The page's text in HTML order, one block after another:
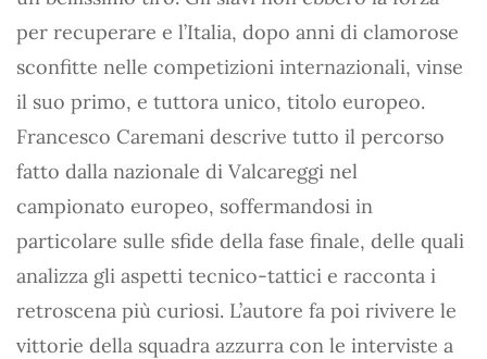
per recuperare e l’Italia, dopo anni di clamorose
sconfitte nelle competizioni internazionali, vinse
il suo primo, e tuttora unico, titolo europeo.
Francesco Caremani descrive tutto il percorso
fatto dalla nazionale di Valcareggi nel
campionato europeo, soffermandosi in
particolare sulle sfide della fase finale, delle quali
analizza gli aspetti tecnico-tattici e racconta i
retroscena più curiosi. L’autore fa poi rivivere le
vittorie della squadra azzurra con le interviste a